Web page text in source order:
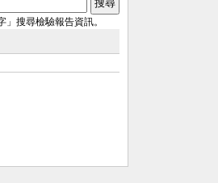
搜尋檢驗報告資訊。